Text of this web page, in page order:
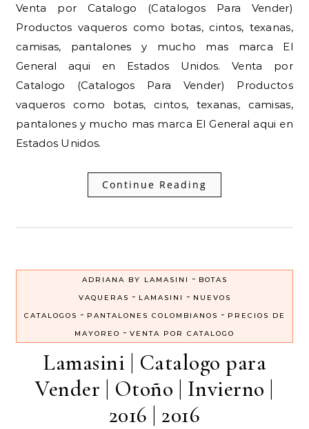
Venta por Catalogo (Catalogos Para Vender)
Productos vaqueros como botas, cintos, texanas,
camisas, pantalones y mucho mas marca El
General aqui en Estados Unidos. Venta por
Catalogo (Catalogos Para Vender) Productos
vaqueros como botas, cintos, texanas, camisas,
pantalones y mucho mas marca El General aqui en
Estados Unidos.
Continue Reading
ADRIANA BY LAMASINI - BOTAS
VAQUERAS - LAMASINI - NUEVOS
CATALOGOS - PANTALONES COLOMBIANOS - PRECIOS DE
MAYOREO - VENTA POR CATALOGO
Lamasini | Catalogo para
Vender | Otoño | Invierno |
2016 | 2016